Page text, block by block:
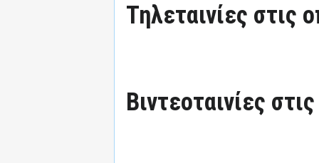
Τηλεταινίες στις
Βιντεοταινίες